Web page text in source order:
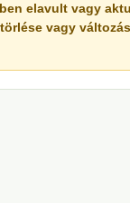
elavult vagy
vagy